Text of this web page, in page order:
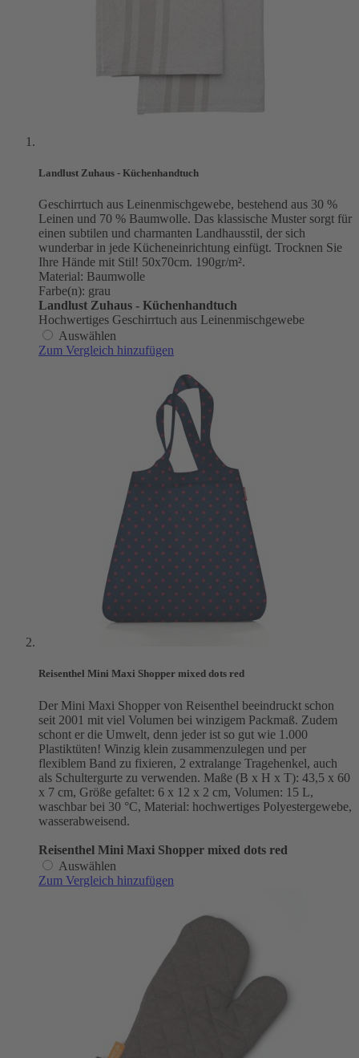
Landlust Zuhaus - Küchenhandtuch
Geschirrtuch aus Leinenmischgewebe, bestehend aus 30 %
Leinen und 70 % Baumwolle. Das klassische Muster sorgt für
einen subtilen und charmanten Landhausstil, der sich
wunderbar in jede Kücheneinrichtung einfügt. Trocknen Sie
Ihre Hände mit Stil! 50x70cm. 190gr/m².
Material: Baumwolle
Farbe(n): grau
Landlust Zuhaus - Küchenhandtuch
Hochwertiges Geschirrtuch aus Leinenmischgewebe
Auswählen
Zum Vergleich hinzufügen
Reisenthel Mini Maxi Shopper mixed dots red
Der Mini Maxi Shopper von Reisenthel beeindruckt schon
seit 2001 mit viel Volumen bei winzigem Packmaß. Zudem
schont er die Umwelt, denn jeder ist so gut wie 1.000
Plastiktüten! Winzig klein zusammenzulegen und per
flexiblem Band zu fixieren, 2 extralange Tragehenkel, auch
als Schultergurte zu verwenden. Maße (B x H x T): 43,5 x 60
x 7 cm, Größe gefaltet: 6 x 12 x 2 cm, Volumen: 15 L,
waschbar bei 30 °C, Material: hochwertiges Polyestergewebe,
wasserabweisend.
Reisenthel Mini Maxi Shopper mixed dots red
Auswählen
Zum Vergleich hinzufügen